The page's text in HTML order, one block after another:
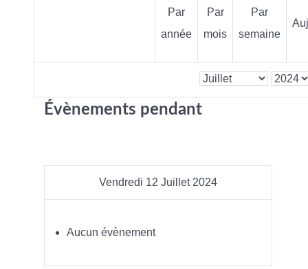
Par
année
Par
mois
Par
semaine
Évènements pendant
Vendredi 12 Juillet 2024
Aucun évènement